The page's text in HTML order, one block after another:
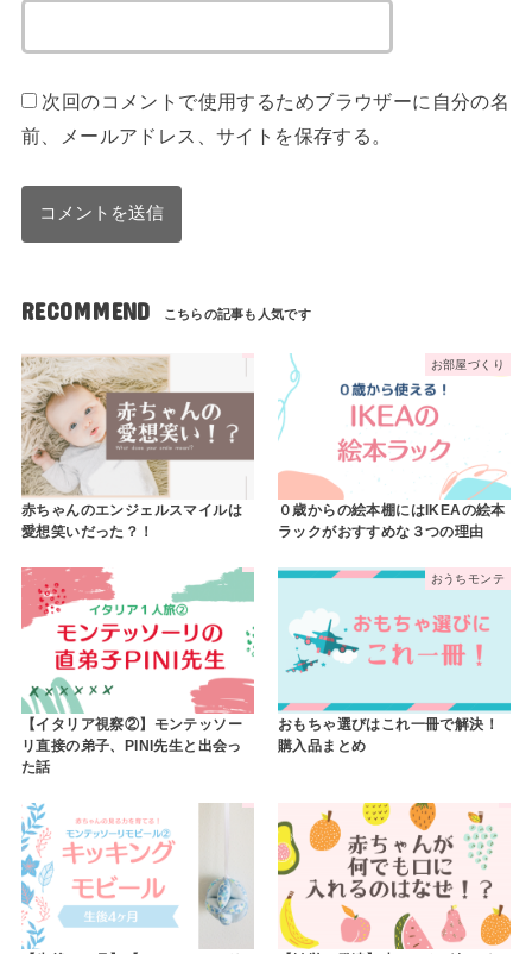
次回のコメントで使用するためブラウザーに自分の名
前、メールアドレス、サイトを保存する。
RECOMMEND
赤ちゃんのエンジェルスマイルは
愛想笑いだった？！
お部屋づくり
０歳からの絵本棚にはIKEAの絵本
ラックがおすすめな３つの理由
【イタリア視察②】モンテッソー
リ直接の弟子、PINI先生と出会っ
た話
おうちモンテ
おもちゃ選びはこれ一冊で解決！
購入品まとめ